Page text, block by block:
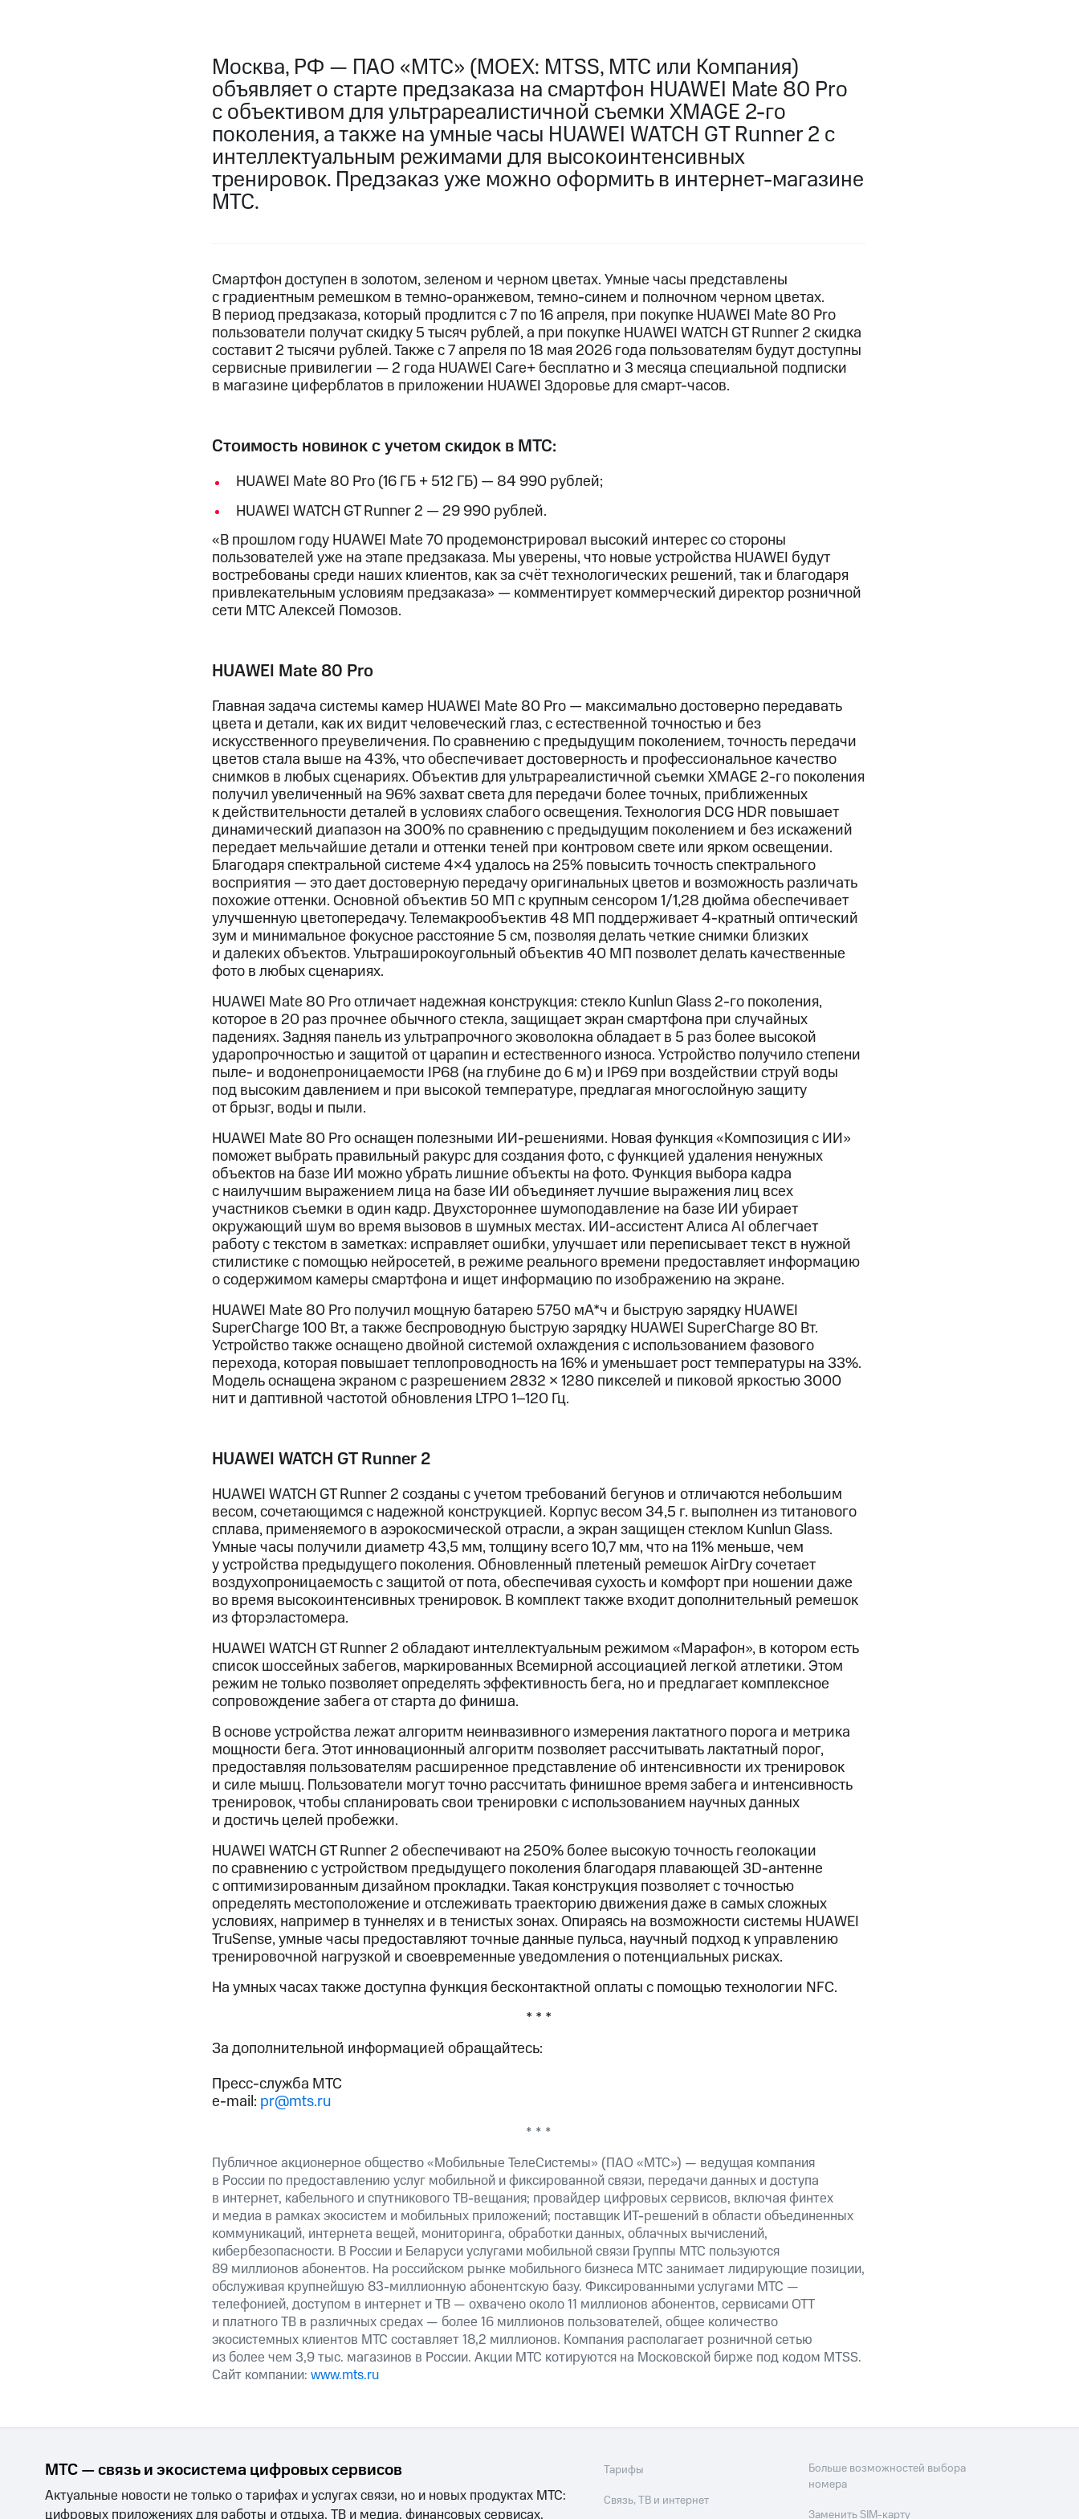
Москва, РФ — ПАО «МТС» (MOEX: MTSS, МТС или Компания)
объявляет о старте предзаказа на смартфон HUAWEI Mate 80 Pro
с объективом для ультрареалистичной съемки XMAGE 2-го
поколения, а также на умные часы HUAWEI WATCH GT Runner 2 с
интеллектуальным режимами для высокоинтенсивных
тренировок. Предзаказ уже можно оформить в интернет-магазине
МТС.
Смартфон доступен в золотом, зеленом и черном цветах. Умные часы представлены
с градиентным ремешком в темно-оранжевом, темно-синем и полночном черном цветах.
В период предзаказа, который продлится с 7 по 16 апреля, при покупке HUAWEI Mate 80 Pro
пользователи получат скидку 5 тысяч рублей, а при покупке HUAWEI WATCH GT Runner 2 скидка
составит 2 тысячи рублей. Также с 7 апреля по 18 мая 2026 года пользователям будут доступны
сервисные привилегии — 2 года HUAWEI Care+ бесплатно и 3 месяца специальной подписки
в магазине циферблатов в приложении HUAWEI Здоровье для смарт-часов.
Стоимость новинок с учетом скидок в МТС:
HUAWEI Mate 80 Pro (16 ГБ + 512 ГБ) — 84 990 рублей;
HUAWEI WATCH GT Runner 2 — 29 990 рублей.
«В прошлом году HUAWEI Mate 70 продемонстрировал высокий интерес со стороны
пользователей уже на этапе предзаказа. Мы уверены, что новые устройства HUAWEI будут
востребованы среди наших клиентов, как за счёт технологических решений, так и благодаря
привлекательным условиям предзаказа» — комментирует коммерческий директор розничной
сети МТС Алексей Помозов.
HUAWEI Mate 80 Pro
Главная задача системы камер HUAWEI Mate 80 Pro — максимально достоверно передавать
цвета и детали, как их видит человеческий глаз, с естественной точностью и без
искусственного преувеличения. По сравнению с предыдущим поколением, точность передачи
цветов стала выше на 43%, что обеспечивает достоверность и профессиональное качество
снимков в любых сценариях. Объектив для ультрареалистичной съемки XMAGE 2-го поколения
получил увеличенный на 96% захват света для передачи более точных, приближенных
к действительности деталей в условиях слабого освещения. Технология DCG HDR повышает
динамический диапазон на 300% по сравнению с предыдущим поколением и без искажений
передает мельчайшие детали и оттенки теней при контровом свете или ярком освещении.
Благодаря спектральной системе 4×4 удалось на 25% повысить точность спектрального
восприятия — это дает достоверную передачу оригинальных цветов и возможность различать
похожие оттенки. Основной объектив 50 МП с крупным сенсором 1/1,28 дюйма обеспечивает
улучшенную цветопередачу. Телемакрообъектив 48 МП поддерживает 4-кратный оптический
зум и минимальное фокусное расстояние 5 см, позволяя делать четкие снимки близких
и далеких объектов. Ультраширокоугольный объектив 40 МП позволет делать качественные
фото в любых сценариях.
HUAWEI Mate 80 Pro отличает надежная конструкция: стекло Kunlun Glass 2-го поколения,
которое в 20 раз прочнее обычного стекла, защищает экран смартфона при случайных
падениях. Задняя панель из ультрапрочного эковолокна обладает в 5 раз более высокой
ударопрочностью и защитой от царапин и естественного износа. Устройство получило степени
пыле- и водонепроницаемости IP68 (на глубине до 6 м) и IP69 при воздействии струй воды
под высоким давлением и при высокой температуре, предлагая многослойную защиту
от брызг, воды и пыли.
HUAWEI Mate 80 Pro оснащен полезными ИИ-решениями. Новая функция «Композиция с ИИ»
поможет выбрать правильный ракурс для создания фото, с функцией удаления ненужных
объектов на базе ИИ можно убрать лишние объекты на фото. Функция выбора кадра
с наилучшим выражением лица на базе ИИ объединяет лучшие выражения лиц всех
участников съемки в один кадр. Двухстороннее шумоподавление на базе ИИ убирает
окружающий шум во время вызовов в шумных местах. ИИ-ассистент Алиса AI облегчает
работу с текстом в заметках: исправляет ошибки, улучшает или переписывает текст в нужной
стилистике с помощью нейросетей, в режиме реального времени предоставляет информацию
о содержимом камеры смартфона и ищет информацию по изображению на экране.
HUAWEI Mate 80 Pro получил мощную батарею 5750 мА*ч и быструю зарядку HUAWEI
SuperCharge 100 Вт, а также беспроводную быструю зарядку HUAWEI SuperCharge 80 Вт.
Устройство также оснащено двойной системой охлаждения с использованием фазового
перехода, которая повышает теплопроводность на 16% и уменьшает рост температуры на 33%.
Модель оснащена экраном с разрешением 2832 × 1280 пикселей и пиковой яркостью 3000
нит и даптивной частотой обновления LTPO 1–120 Гц.
HUAWEI WATCH GT Runner 2
HUAWEI WATCH GT Runner 2 созданы с учетом требований бегунов и отличаются небольшим
весом, сочетающимся с надежной конструкцией. Корпус весом 34,5 г. выполнен из титанового
сплава, применяемого в аэрокосмической отрасли, а экран защищен стеклом Kunlun Glass.
Умные часы получили диаметр 43,5 мм, толщину всего 10,7 мм, что на 11% меньше, чем
у устройства предыдущего поколения. Обновленный плетеный ремешок AirDry сочетает
воздухопроницаемость с защитой от пота, обеспечивая сухость и комфорт при ношении даже
во время высокоинтенсивных тренировок. В комплект также входит дополнительный ремешок
из фторэластомера.
HUAWEI WATCH GT Runner 2 обладают интеллектуальным режимом «Марафон», в котором есть
список шоссейных забегов, маркированных Всемирной ассоциацией легкой атлетики. Этом
режим не только позволяет определять эффективность бега, но и предлагает комплексное
сопровождение забега от старта до финиша.
В основе устройства лежат алгоритм неинвазивного измерения лактатного порога и метрика
мощности бега. Этот инновационный алгоритм позволяет рассчитывать лактатный порог,
предоставляя пользователям расширенное представление об интенсивности их тренировок
и силе мышц. Пользователи могут точно рассчитать финишное время забега и интенсивность
тренировок, чтобы спланировать свои тренировки с использованием научных данных
и достичь целей пробежки.
HUAWEI WATCH GT Runner 2 обеспечивают на 250% более высокую точность геолокации
по сравнению с устройством предыдущего поколения благодаря плавающей 3D-антенне
с оптимизированным дизайном прокладки. Такая конструкция позволяет с точностью
определять местоположение и отслеживать траекторию движения даже в самых сложных
условиях, например в туннелях и в тенистых зонах. Опираясь на возможности системы HUAWEI
TruSense, умные часы предоставляют точные данные пульса, научный подход к управлению
тренировочной нагрузкой и своевременные уведомления о потенциальных рисках.
На умных часах также доступна функция бесконтактной оплаты с помощью технологии NFC.
* * *
За дополнительной информацией обращайтесь:
Пресс-служба МТС
e-mail: pr@mts.ru
* * *
Публичное акционерное общество «Мобильные ТелеСистемы» (ПАО «МТС») — ведущая компания
в России по предоставлению услуг мобильной и фиксированной связи, передачи данных и доступа
в интернет, кабельного и спутникового ТВ-вещания; провайдер цифровых сервисов, включая финтех
и медиа в рамках экосистем и мобильных приложений; поставщик ИТ-решений в области объединенных
коммуникаций, интернета вещей, мониторинга, обработки данных, облачных вычислений,
кибербезопасности. В России и Беларуси услугами мобильной связи Группы МТС пользуются
89 миллионов абонентов. На российском рынке мобильного бизнеса МТС занимает лидирующие позиции,
обслуживая крупнейшую 83-миллионную абонентскую базу. Фиксированными услугами МТС —
телефонией, доступом в интернет и ТВ — охвачено около 11 миллионов абонентов, сервисами OTT
и платного ТВ в различных средах — более 16 миллионов пользователей, общее количество
экосистемных клиентов МТС составляет 18,2 миллионов. Компания располагает розничной сетью
из более чем 3,9 тыс. магазинов в России. Акции МТС котируются на Московской бирже под кодом MTSS.
Сайт компании: www.mts.ru
МТС — связь и экосистема цифровых сервисов
Актуальные новости не только о тарифах и услугах связи, но и новых продуктах МТС:
цифровых приложениях для работы и отдыха, ТВ и медиа, финансовых сервисах,
Тарифы
Связь, ТВ и интернет
Больше возможностей выбора
номера
Заменить SIM-карту